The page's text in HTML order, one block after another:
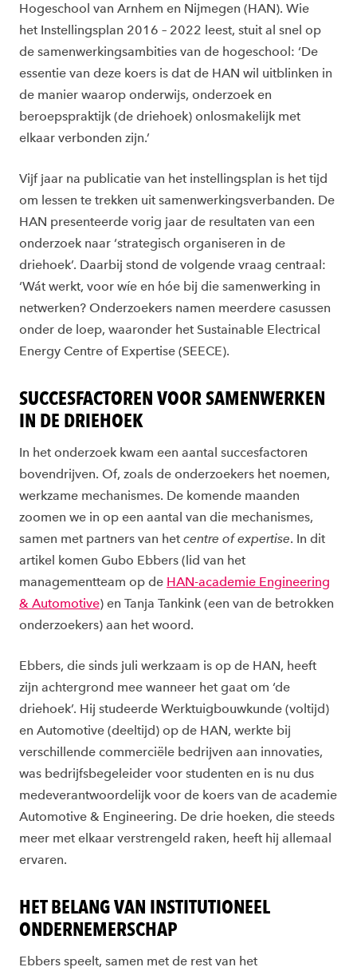
Hogeschool van Arnhem en Nijmegen (HAN). Wie
het Instellingsplan 2016 – 2022 leest, stuit al snel op
de samenwerkingsambities van de hogeschool: ‘De
essentie van deze koers is dat de HAN wil uitblinken in
de manier waarop onderwijs, onderzoek en
beroepspraktijk (de driehoek) onlosmakelijk met
elkaar verbonden zijn.’
Vijf jaar na publicatie van het instellingsplan is het tijd
om lessen te trekken uit samenwerkingsverbanden. De
HAN presenteerde vorig jaar de resultaten van een
onderzoek naar ‘strategisch organiseren in de
driehoek’. Daarbij stond de volgende vraag centraal:
‘Wát werkt, voor wíe en hóe bij die samenwerking in
netwerken? Onderzoekers namen meerdere casussen
onder de loep, waaronder het Sustainable Electrical
Energy Centre of Expertise (SEECE).
SUCCESFACTOREN VOOR SAMENWERKEN
IN DE DRIEHOEK
In het onderzoek kwam een aantal succesfactoren
bovendrijven. Of, zoals de onderzoekers het noemen,
werkzame mechanismes. De komende maanden
zoomen we in op een aantal van die mechanismes,
samen met partners van het centre of expertise. In dit
artikel komen Gubo Ebbers (lid van het
managementteam op de HAN-academie Engineering
& Automotive) en Tanja Tankink (een van de betrokken
onderzoekers) aan het woord.
Ebbers, die sinds juli werkzaam is op de HAN, heeft
zijn achtergrond mee wanneer het gaat om ‘de
driehoek’. Hij studeerde Werktuigbouwkunde (voltijd)
en Automotive (deeltijd) op de HAN, werkte bij
verschillende commerciële bedrijven aan innovaties,
was bedrijfsbegeleider voor studenten en is nu dus
medeverantwoordelijk voor de koers van de academie
Automotive & Engineering. De drie hoeken, die steeds
meer met elkaar verstrengeld raken, heeft hij allemaal
ervaren.
HET BELANG VAN INSTITUTIONEEL
ONDERNEMERSCHAP
Ebbers speelt, samen met de rest van het